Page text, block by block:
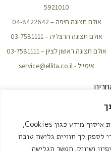
באתר זה נעשה שימוש בטכנולוגיות איסוף מידע כגון Cookies,
לספק לך חוויית גלישה טובה
ושיווק. המשך הגלישה
5921010
אולם תצוגה חיפה – 04-8422642
אולם תצוגה הרצליה – 03-7581111
אולם תצוגה ראשון לציון – 03-7581111
אימייל - service@ellita.co.il